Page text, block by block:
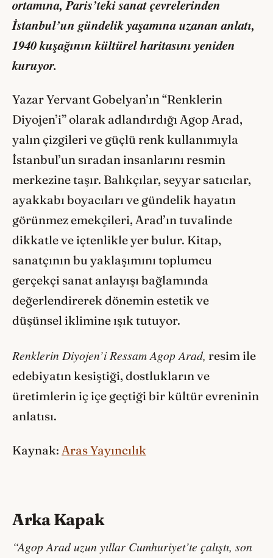
ortamına, Paris’teki sanat çevrelerinden
İstanbul’un gündelik yaşamına uzanan anlatı,
1940 kuşağının kültürel haritasını yeniden
kuruyor.
Yazar Yervant Gobelyan’ın “Renklerin
Diyojen’i” olarak adlandırdığı Agop Arad,
yalın çizgileri ve güçlü renk kullanımıyla
İstanbul’un sıradan insanlarını resmin
merkezine taşır. Balıkçılar, seyyar satıcılar,
ayakkabı boyacıları ve gündelik hayatın
görünmez emekçileri, Arad’ın tuvalinde
dikkatle ve içtenlikle yer bulur. Kitap,
sanatçının bu yaklaşımını toplumcu
gerçekçi sanat anlayışı bağlamında
değerlendirerek dönemin estetik ve
düşünsel iklimine ışık tutuyor.
Renklerin Diyojen’i Ressam Agop Arad, resim ile
edebiyatın kesiştiği, dostlukların ve
üretimlerin iç içe geçtiği bir kültür evreninin
anlatısı.
Kaynak: Aras Yayıncılık
Arka Kapak
“Agop Arad uzun yıllar Cumhuriyet’te çalıştı, son